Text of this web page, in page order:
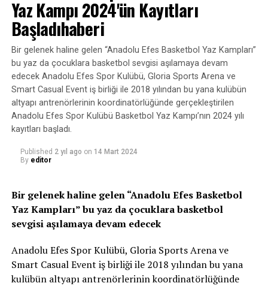
elimden geleni yapacağım. Kardeşimle gurur
duyuyorum,” dedi.
Fatih Aydın’ın uluslararası arenada gösterdiği bu üstün
performans, Türkiye güreş camiasında büyük yankı
uyandırdı ve Mersin’e büyük bir gurur yaşattı.
Yaz Kampı 2024'ün Kayıtları
Başladıhaberi
Bir gelenek haline gelen “Anadolu Efes Basketbol Yaz Kampları”
bu yaz da çocuklara basketbol sevgisi aşılamaya devam
edecek Anadolu Efes Spor Kulübü, Gloria Sports Arena ve
Smart Casual Event iş birliği ile 2018 yılından bu yana kulübün
altyapı antrenörlerinin koordinatörlüğünde gerçekleştirilen
Anadolu Efes Spor Kulübü Basketbol Yaz Kampı’nın 2024 yılı
kayıtları başladı.
Published 2 yıl ago on 14 Mart 2024
By editor
Bir gelenek haline gelen “Anadolu Efes Basketbol
Yaz Kampları” bu yaz da çocuklara basketbol
sevgisi aşılamaya devam edecek
Anadolu Efes Spor Kulübü, Gloria Sports Arena ve
Smart Casual Event iş birliği ile 2018 yılından bu yana
kulübün altyapı antrenörlerinin koordinatörlüğünde